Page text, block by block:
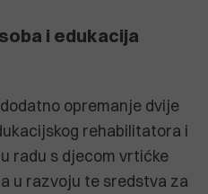
i edukacija
opremanje dvije
rehabilitatora i
radu s djecom vrtićke
u razvoju te sredstva za